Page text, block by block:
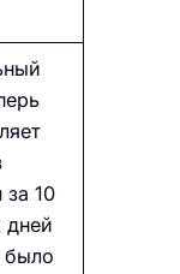
10
дней
было